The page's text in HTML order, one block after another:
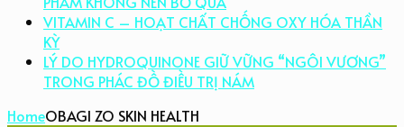
VITAMIN C – HOẠT CHẤT CHỐNG OXY HÓA THẦN
KỲ
LÝ DO HYDROQUINONE GIỮ VỮNG “NGÔI VƯƠNG”
TRONG PHÁC ĐỒ ĐIỀU TRỊ NÁM
HomeOBAGI ZO SKIN HEALTH